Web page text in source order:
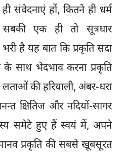
संवेदनाएं हों, कितने ही धर्म
एक ही तो सूत्रधार
है यह बात कि प्रकृति सदा
के साथ भेदभाव करना प्रकृति
लताओं की हरियाली, अंबर-धरा
क्षितिज और नदियों-सागर
समेटे हुए हैं स्वयं में, अपने
प्रकृति की सबसे खूबसूरत